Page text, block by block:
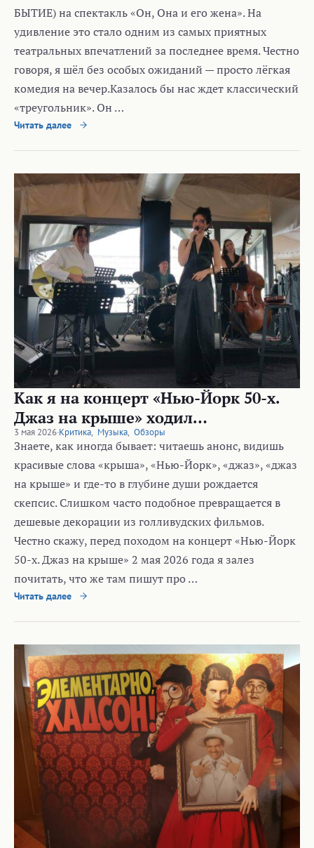
БЫТИЕ) на спектакль «Он, Она и его жена». На
удивление это стало одним из самых приятных
театральных впечатлений за последнее время. Честно
говоря, я шёл без особых ожиданий — просто лёгкая
комедия на вечер.Казалось бы нас ждет классический
«треугольник». Он …
Читать далее
Как я на концерт «Нью-Йорк 50-х.
Джаз на крыше» ходил…
3 мая 2026·Критика, Музыка, Обзоры
Знаете, как иногда бывает: читаешь анонс, видишь
красивые слова «крыша», «Нью-Йорк», «джаз», «джаз
на крыше» и где-то в глубине души рождается
скепсис. Слишком часто подобное превращается в
дешевые декорации из голливудских фильмов.
Честно скажу, перед походом на концерт «Нью-Йорк
50-х. Джаз на крыше» 2 мая 2026 года я залез
почитать, что же там пишут про …
Читать далее